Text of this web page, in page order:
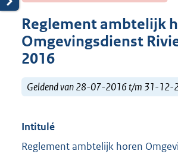
Reglement ambtelijk
Omgevingsdienst
2016
Geldend van 28-07-2016 t/m 31-12-
Intitulé
Reglement ambtelijk horen